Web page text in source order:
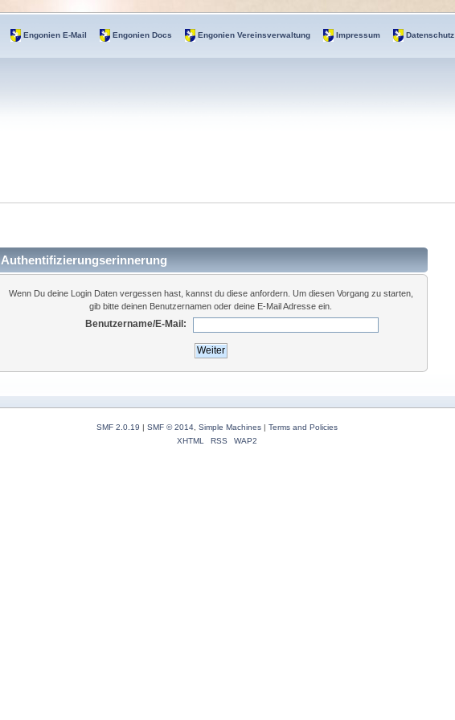
Engonien E-Mail Engonien Docs Engonien Vereinsverwaltung Impressum Datenschutz
Authentifizierungserinnerung
Wenn Du deine Login Daten vergessen hast, kannst du diese anfordern. Um diesen Vorgang zu starten,
gib bitte deinen Benutzernamen oder deine E-Mail Adresse ein.
Benutzername/E-Mail:
SMF 2.0.19 | SMF © 2014, Simple Machines| Terms and Policies
XHTML
RSS WAP2